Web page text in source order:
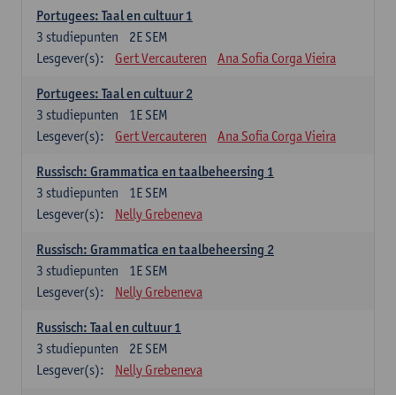
Portugees: Taal en cultuur 1
2E SEM
3 studiepunten
Lesgever(s):
Gert Vercauteren Ana Sofia Corga Vieira
Portugees: Taal en cultuur 2
1E SEM
3 studiepunten
Lesgever(s):
Gert Vercauteren Ana Sofia Corga Vieira
Russisch: Grammatica en taalbeheersing 1
1E SEM
3 studiepunten
Lesgever(s):
Nelly Grebeneva
Russisch: Grammatica en taalbeheersing 2
1E SEM
3 studiepunten
Lesgever(s):
Nelly Grebeneva
Russisch: Taal en cultuur 1
2E SEM
3 studiepunten
Lesgever(s):
Nelly Grebeneva